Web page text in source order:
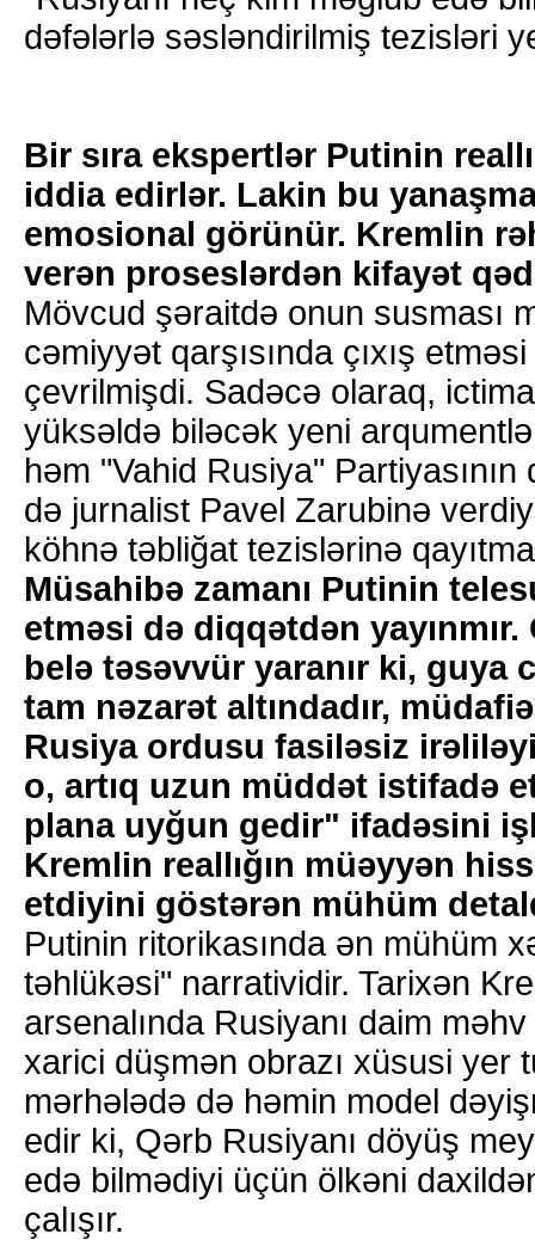
dəfələrlə səsləndirilmiş tezisləri
Bir sıra ekspertlər Putinin
iddia edirlər. Lakin bu
emosional görünür. Kremlin
verən proseslərdən kifayət
Mövcud şəraitdə onun susması
cəmiyyət qarşısında çıxış
çevrilmişdi. Sadəcə olaraq,
yüksəldə biləcək yeni
həm "Vahid Rusiya" Partiyasının
də jurnalist Pavel Zarubinə
köhnə təbliğat tezislərinə
Müsahibə zamanı Putinin
etməsi də diqqətdən yayınmır.
belə təsəvvür yaranır ki, guya
tam nəzarət altındadır,
Rusiya ordusu fasiləsiz
o, artıq uzun müddət istifadə
plana uyğun gedir" ifadəsini
Kremlin reallığın müəyyən
etdiyini göstərən mühüm
Putinin ritorikasında ən mühüm
təhlükəsi" narratividir. Tarixən
arsenalında Rusiyanı daim
xarici düşmən obrazı xüsusi yer
mərhələdə də həmin model
edir ki, Qərb Rusiyanı döyüş
edə bilmədiyi üçün ölkəni
çalışır.